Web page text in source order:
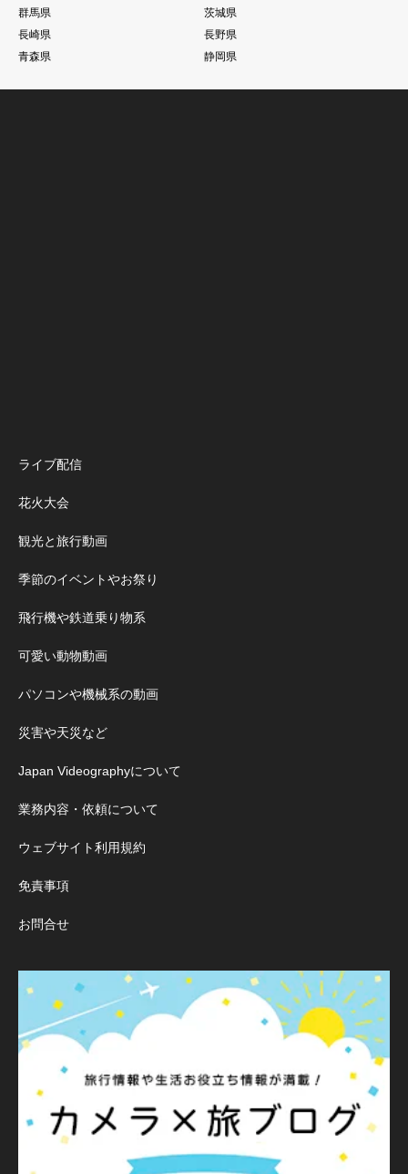
群馬県
茨城県
長崎県
長野県
青森県
静岡県
ライブ配信
花火大会
観光と旅行動画
季節のイベントやお祭り
飛行機や鉄道乗り物系
可愛い動物動画
パソコンや機械系の動画
災害や天災など
Japan Videographyについて
業務内容・依頼について
ウェブサイト利用規約
免責事項
お問合せ